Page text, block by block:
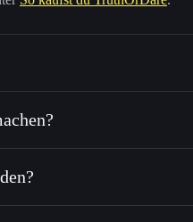
Tausende anderer Solana-